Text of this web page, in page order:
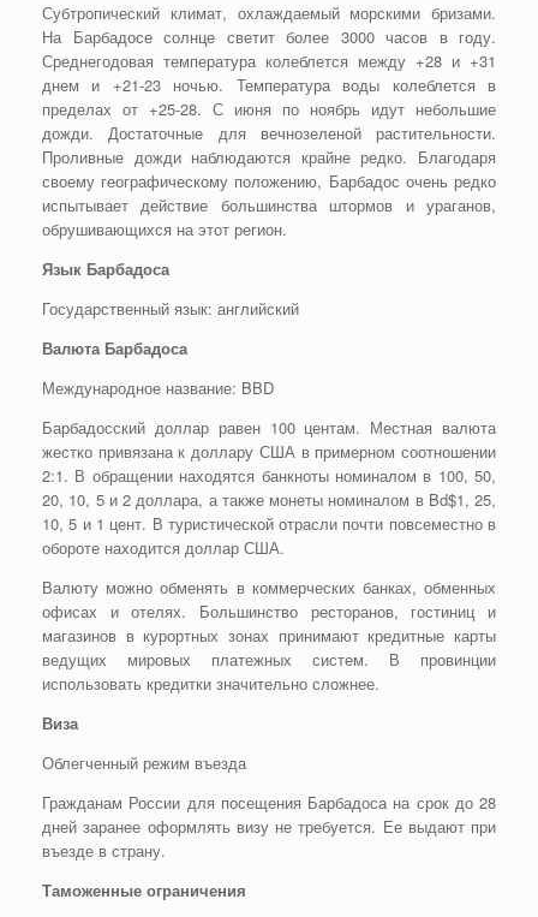
Субтропический климат, охлаждаемый морскими бризами.
На Барбадосе солнце светит более 3000 часов в году.
Среднегодовая температура колеблется между +28 и +31
днем и +21-23 ночью. Температура воды колеблется в
пределах от +25-28. С июня по ноябрь идут небольшие
дожди. Достаточные для вечнозеленой растительности.
Проливные дожди наблюдаются крайне редко. Благодаря
своему географическому положению, Барбадос очень редко
испытывает действие большинства штормов и ураганов,
обрушивающихся на этот регион.
Язык Барбадоса
Государственный язык: английский
Валюта Барбадоса
Международное название: BBD
Барбадосский доллар равен 100 центам. Местная валюта
жестко привязана к доллару США в примерном соотношении
2:1. В обращении находятся банкноты номиналом в 100, 50,
20, 10, 5 и 2 доллара, а также монеты номиналом в Bd$1, 25,
10, 5 и 1 цент. В туристической отрасли почти повсеместно в
обороте находится доллар США.
Валюту можно обменять в коммерческих банках, обменных
офисах и отелях. Большинство ресторанов, гостиниц и
магазинов в курортных зонах принимают кредитные карты
ведущих мировых платежных систем. В провинции
использовать кредитки значительно сложнее.
Виза
Облегченный режим въезда
Гражданам России для посещения Барбадоса на срок до 28
дней заранее оформлять визу не требуется. Ее выдают при
въезде в страну.
Таможенные ограничения